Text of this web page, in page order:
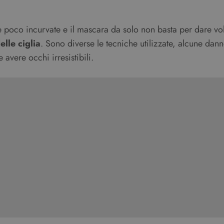
incurvate e il mascara da solo non basta per dare
ciglia. Sono diverse le tecniche utilizzate, alcune
avere occhi irresistibili.